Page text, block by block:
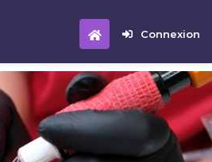
Connexion